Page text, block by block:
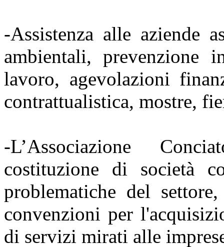
-Assistenza alle aziende
ambientali,
lavoro, agevolazioni
contrattualistica, mostre,
-L’Associazione
costituzione di società
problematiche del
convenzioni per
di servizi mirati alle